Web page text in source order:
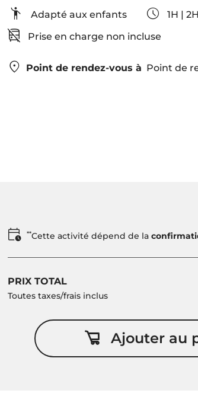
Adapté aux enfants
1H |
Prise en charge non incluse
Point de rendez-vous à Point de rendez-vous
**Cette activité dépend de la
PRIX TOTAL
Toutes taxes/frais inclus
Ajouter au